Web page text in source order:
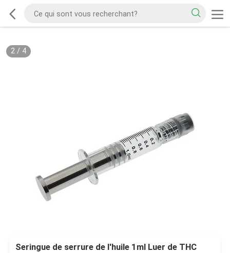
2/ 4
Seringue de serrure de l'huile 1ml Luer de THC